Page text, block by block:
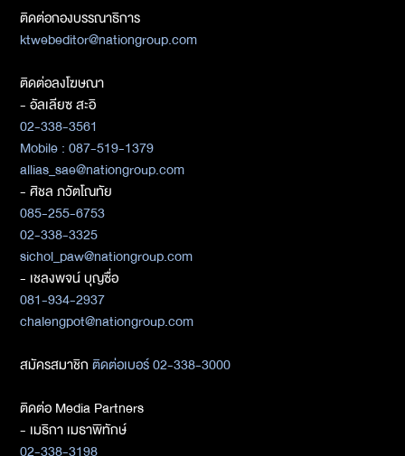
ติดต่อกองบรรณาธิการ
ktwebeditor@nationgroup.com
ติดต่อลงโฆษณา
- อัลเลียซ สะอิ
02-338-3561
Mobile : 087-519-1379
allias_sae@nationgroup.com
- ศิชล ภวัตโณทัย
085-255-6753
02-338-3325
sichol_paw@nationgroup.com
- เชลงพจน์ บุญซื่อ
081-934-2937
chalengpot@nationgroup.com
สมัครสมาชิกติดต่อเบอร์ 02-338-3000
ติดต่อ Media Partners
- เมธิกา เมธาพิทักษ์